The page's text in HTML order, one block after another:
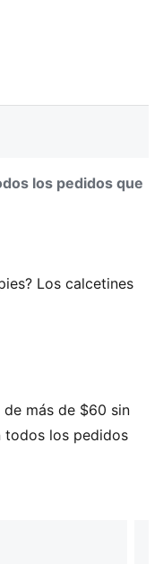
los pedidos que
Los calcetines
por ser
trata el rumor y
más de $60 sin
todos los pedidos